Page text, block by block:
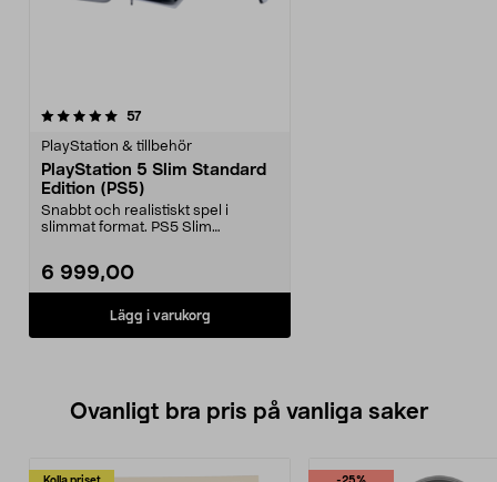
57recensioner
PlayStation & tillbehör
PlayStation 5 Slim Standard
Edition (PS5)
Snabbt och realistiskt spel i
slimmat format. PS5 Slim
6 999,00
Lägg i varukorg
Ovanligt bra pris på vanliga saker